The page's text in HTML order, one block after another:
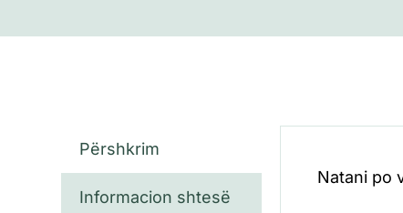
Përshkrim
Informacion shtesë
Natani po